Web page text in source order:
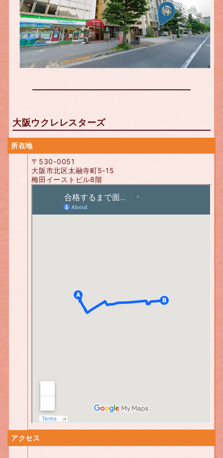
大阪ウクレレスターズ
所在地
〒530-0051
大阪市北区太融寺町5-15
梅田イーストビル8階
アクセス